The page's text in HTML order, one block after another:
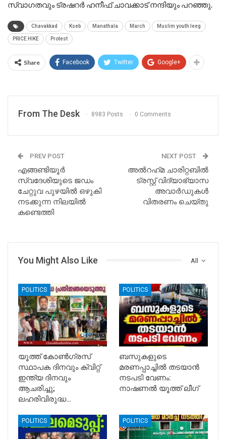
സ്വാഗതവും ട്രഷറർ ഹനീഫ് ചാവക്കാട് നന്ദിയും പറഞ്ഞു.
Chavakkad Kseb Manathala March Muslim youth leeg
PRICE HIKE Protest
Share Facebook Twitter Google+
From The Desk 8983 Posts 0 Comments
PREV POST
എങ്ങണ്ടിയൂർ
സ്വദേശിയുടെ ജഡം
ചേറ്റുവ പുഴയിൽ ഒഴുകി
നടക്കുന്ന നിലയിൽ
കണ്ടെത്തി
NEXT POST
അൽറഹ്‌മ ചാരിറ്റബിൽ
ട്രസ്റ്റ് വിദ്യാഭ്യാസ
അവാർഡുകൾ
വിതരണം ചെയ്തു
All
You Might Also Like
POLITICS
യൂത്ത് കോൺഗ്രസ്
സ്ഥാപക ദിനവും ക്വിറ്റ്
ഇന്ത്യ ദിനവും
ആചരിച്ചു;
ലഹരിവിരുദ്ധ…
POLITICS
ബസുകളുടെ
മരണപ്പാച്ചിൽ തടയാൻ
നടപടി വേണം:
നാഷണൽ യൂത്ത് ലീഗ്
POLITICS POLITICS